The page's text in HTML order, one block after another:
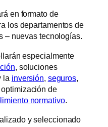
en formato de
los departamentos de
– nuevas tecnologías.
especialmente
, soluciones
la inversión, seguros,
optimización de
normativo.
y seleccionado